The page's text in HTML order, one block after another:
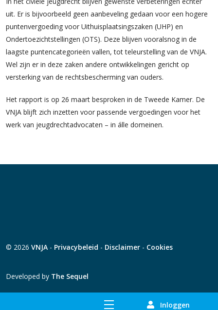
Inloggen
uit. Er is bijvoorbeeld geen aanbeveling gedaan voor een hogere
puntenvergoeding voor Uithuisplaatsingszaken (UHP) en
Ondertoezichtstellingen (OTS). Deze blijven vooralsnog in de
laagste puntencategorieën vallen, tot teleurstelling van de VNJA.
Wel zijn er in deze zaken andere ontwikkelingen gericht op
versterking van de rechtsbescherming van ouders.
Het rapport is op 26 maart besproken in de Tweede Kamer. De
VNJA blijft zich inzetten voor passende vergoedingen voor het
werk van jeugdrechtadvocaten – in álle domeinen.
© 2026 VNJA - Privacybeleid - Disclaimer - Cookies
Developed by The Sequel